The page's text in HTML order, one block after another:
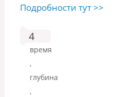
Подробности тут >>
время
,
глубина
,
4